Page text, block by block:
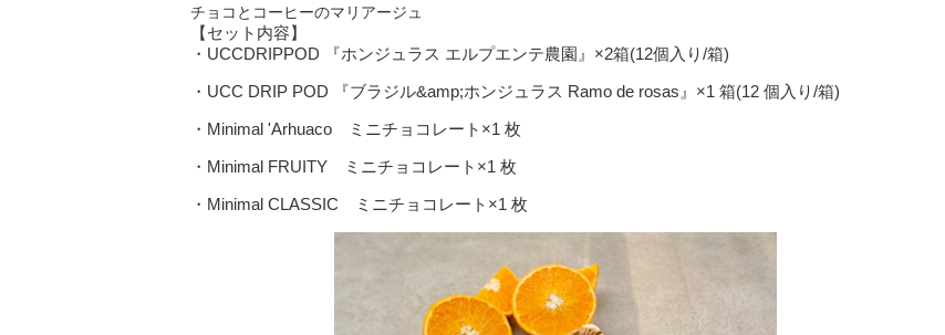
チョコとコーヒーのマリアージュ
【セット内容】
・UCCDRIPPOD 『ホンジュラス エルプエンテ農園』×2箱(12個入り/箱)
・UCC DRIP POD 『ブラジル&amp;ホンジュラス Ramo de rosas』×1 箱(12 個入り/箱)
・Minimal 'Arhuaco ミニチョコレート×1 枚
・Minimal FRUITY ミニチョコレート×1 枚
・Minimal CLASSIC ミニチョコレート×1 枚